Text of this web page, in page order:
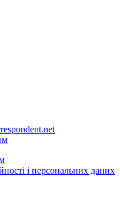
і персональних даних